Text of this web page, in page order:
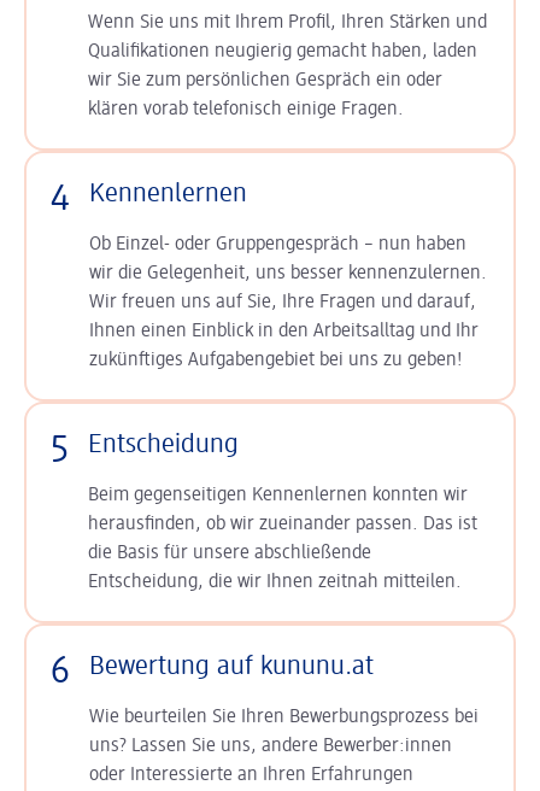
Wenn Sie uns mit Ihrem Profil, Ihren Stärken und
Qualifikationen neugierig gemacht haben, laden
wir Sie zum persönlichen Gespräch ein oder
klären vorab telefonisch einige Fragen.
4 Kennenlernen
Ob Einzel- oder Gruppengespräch – nun haben
wir die Gelegenheit, uns besser kennenzulernen.
Wir freuen uns auf Sie, Ihre Fragen und darauf,
Ihnen einen Einblick in den Arbeitsalltag und Ihr
zukünftiges Aufgabengebiet bei uns zu geben!
5 Entscheidung
Beim gegenseitigen Kennenlernen konnten wir
herausfinden, ob wir zueinander passen. Das ist
die Basis für unsere abschließende
Entscheidung, die wir Ihnen zeitnah mitteilen.
6 Bewertung auf kununu.at
Wie beurteilen Sie Ihren Bewerbungsprozess bei
uns? Lassen Sie uns, andere Bewerber:innen
oder Interessierte an Ihren Erfahrungen